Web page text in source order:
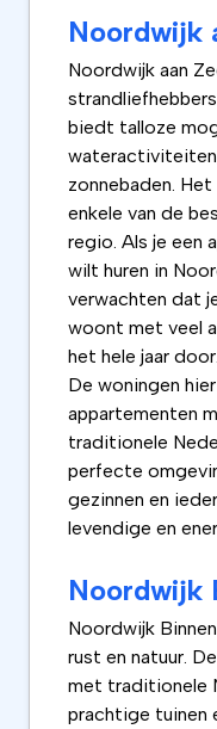
Noordwijk
Noordwijk aan
biedt talloze
zonnebaden.
enkele van de
regio. Als je een
wilt huren in
verwachten dat
woont met veel
het hele jaar door.
De woningen
appartementen
traditionele
perfecte
gezinnen en
levendige en
Noordwijk
Noordwijk
rust en natuur.
met traditionele
prachtige tuinen